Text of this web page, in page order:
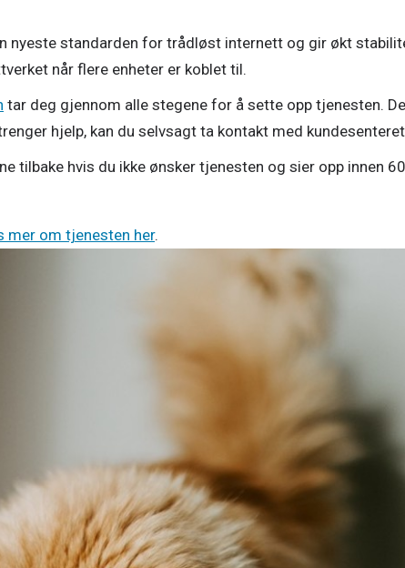
nyeste standarden for trådløst internett og gir økt
når flere enheter er koblet til.
tar deg gjennom alle stegene for å sette opp tjenesten.
hjelp, kan du selvsagt ta kontakt med
tilbake hvis du ikke ønsker tjenesten og sier opp innen 60
mer om tjenesten her.
kunde hos oss. Finn ut om vi kan levere internett til deg